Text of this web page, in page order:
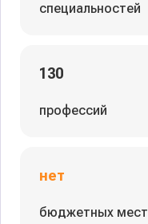
специальностей
130
профессий
нет
бюджетных мест